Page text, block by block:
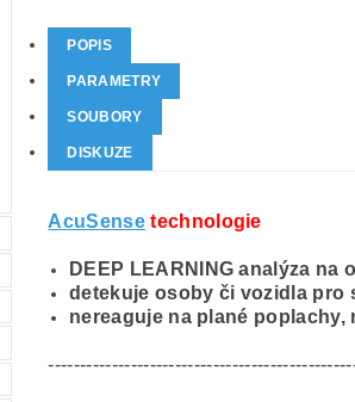
POPIS
PARAMETRY
SOUBORY
DISKUZE
AcuSensetechnologie
DEEP LEARNING analýza
detekuje osoby či vozidla pro
nereaguje na plané